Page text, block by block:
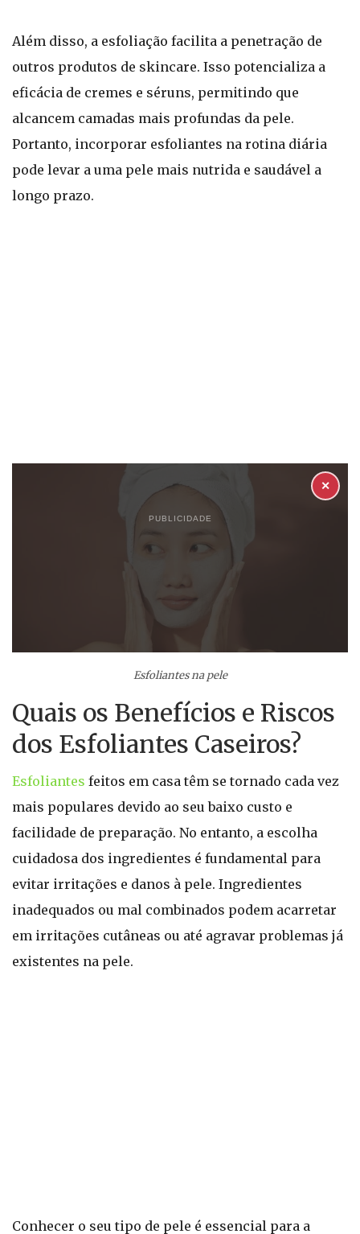
Além disso, a esfoliação facilita a penetração de
outros produtos de skincare. Isso potencializa a
eficácia de cremes e séruns, permitindo que
alcancem camadas mais profundas da pele.
Portanto, incorporar esfoliantes na rotina diária
pode levar a uma pele mais nutrida e saudável a
longo prazo.
PUBLICIDADE
✕
Esfoliantes na pele
Quais os Benefícios e Riscos
dos Esfoliantes Caseiros?
Esfoliantes feitos em casa têm se tornado cada vez
mais populares devido ao seu baixo custo e
facilidade de preparação. No entanto, a escolha
cuidadosa dos ingredientes é fundamental para
evitar irritações e danos à pele. Ingredientes
inadequados ou mal combinados podem acarretar
em irritações cutâneas ou até agravar problemas já
existentes na pele.
Conhecer o seu tipo de pele é essencial para a